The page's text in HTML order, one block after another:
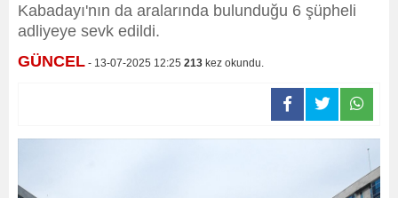
Kabadayı'nın da aralarında bulunduğu 6 şüpheli
adliyeye sevk edildi.
GÜNCEL - 13-07-2025 12:25 213 kez okundu.